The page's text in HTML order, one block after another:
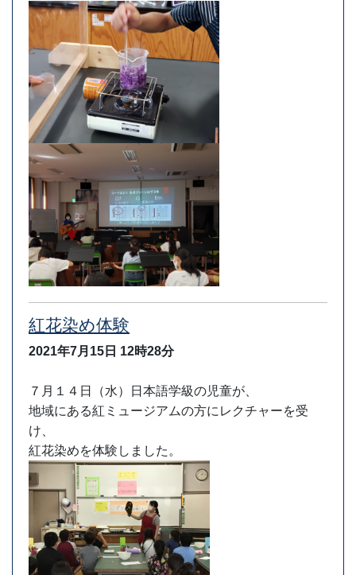
紅花染め体験
2021年7月15日 12時28分
７月１４日（水）日本語学級の児童が、
地域にある紅ミュージアムの方にレクチャーを受
け、
紅花染めを体験しました。